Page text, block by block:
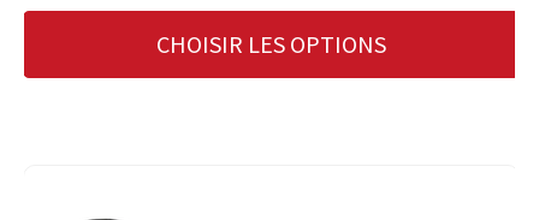
CHOISIR LES OPTIONS